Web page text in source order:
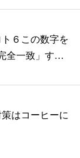
ト６この数字を
全一致」する
はコーヒーに